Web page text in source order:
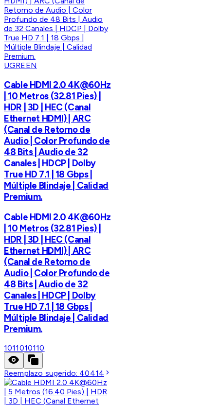
UGREEN
Cable HDMI 2.0 4K@60Hz
| 10 Metros (32.81 Pies) |
HDR | 3D | HEC (Canal
Ethernet HDMI) | ARC
(Canal de Retorno de
Audio | Color Profundo de
48 Bits | Audio de 32
Canales | HDCP | Dolby
True HD 7.1 | 18 Gbps |
Múltiple Blindaje | Calidad
Premium.
Cable HDMI 2.0 4K@60Hz
| 10 Metros (32.81 Pies) |
HDR | 3D | HEC (Canal
Ethernet HDMI) | ARC
(Canal de Retorno de
Audio | Color Profundo de
48 Bits | Audio de 32
Canales | HDCP | Dolby
True HD 7.1 | 18 Gbps |
Múltiple Blindaje | Calidad
Premium.
1011010110
Reemplazo sugerido: 40414